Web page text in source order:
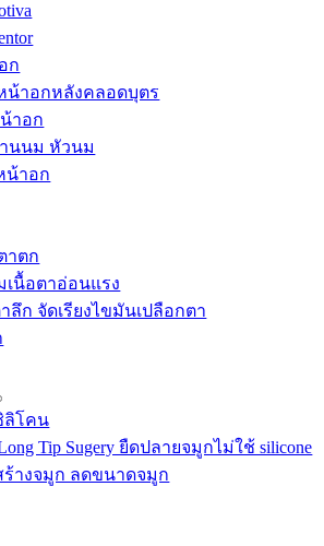
ก
น้าอกหลังคลอดบุตร
าอก
นนม หัวนม
น้าอก
าตก
เนื้อตาอ่อนแรง
ลึก จัดเรียงไขมันเปลือกตา
ลิโคน
Tip Sugery ยืดปลายจมูกไม่ใช้ silicone
ร้างจมูก ลดขนาดจมูก